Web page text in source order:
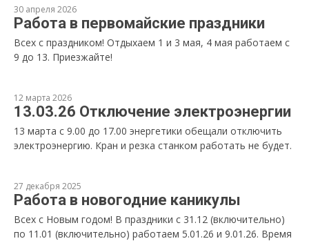
30 апреля 2026
Работа в первомайские праздники
Всех с праздником! Отдыхаем 1 и 3 мая, 4 мая работаем с
9 до 13. Приезжайте!
12 марта 2026
13.03.26 Отключение электроэнергии
13 марта с 9.00 до 17.00 энергетики обещали отключить
электроэнергию. Кран и резка станком работать не будет.
27 декабря 2025
Работа в новогодние каникулы
Всех с Новым годом! В праздники с 31.12 (включительно)
по 11.01 (включительно) работаем 5.01.26 и 9.01.26. Время